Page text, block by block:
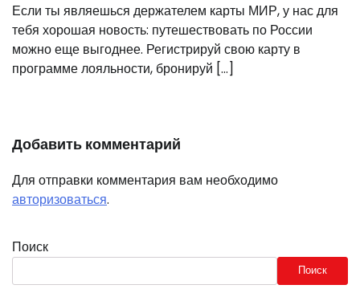
Если ты являешься держателем карты МИР, у нас для
тебя хорошая новость: путешествовать по России
можно еще выгоднее. Регистрируй свою карту в
программе лояльности, бронируй […]
Добавить комментарий
Для отправки комментария вам необходимо
авторизоваться.
Поиск
Поиск